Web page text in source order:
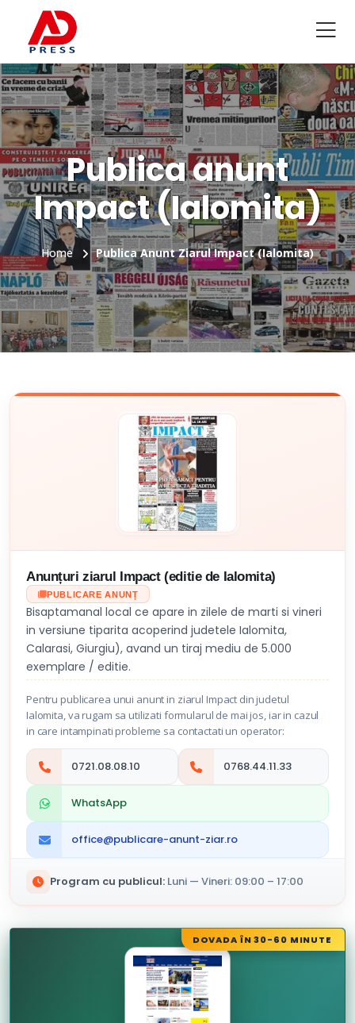
Publica anunt
Impact (Ialomita)
Home Publica Anunt Ziarul Impact (Ialomita)
Anunțuri ziarul Impact (editie de Ialomita)
PUBLICARE ANUNȚ
Bisaptamanal local ce apare in zilele de marti si vineri
in versiune tiparita acoperind judetele Ialomita,
Calarasi, Giurgiu), avand un tiraj mediu de 5.000
exemplare / editie.
Pentru publicarea unui anunt in ziarul Impact din judetul
Ialomita, va rugam sa utilizati formularul de mai jos, iar in cazul
in care intampinati probleme sa contactati un operator:
0721.08.08.10 0768.44.11.33
WhatsApp
office@publicare-anunt-ziar.ro
Program cu publicul: Luni — Vineri: 09:00 – 17:00
DOVADA ÎN 30-60 MINUTE